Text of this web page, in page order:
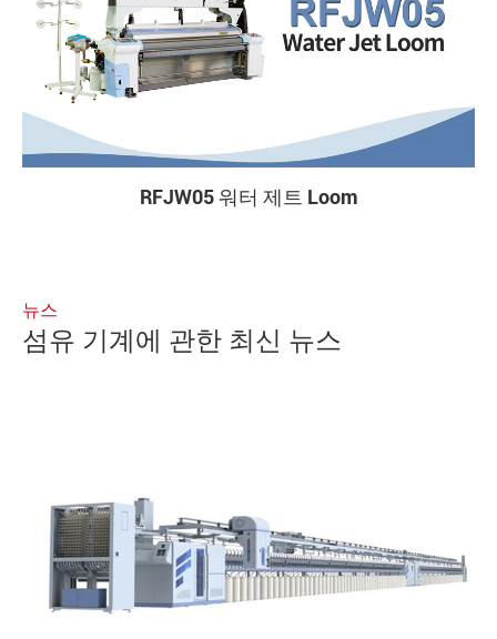
RFJW05 워터 제트 Loom
뉴스
섬유 기계에 관한 최신 뉴스